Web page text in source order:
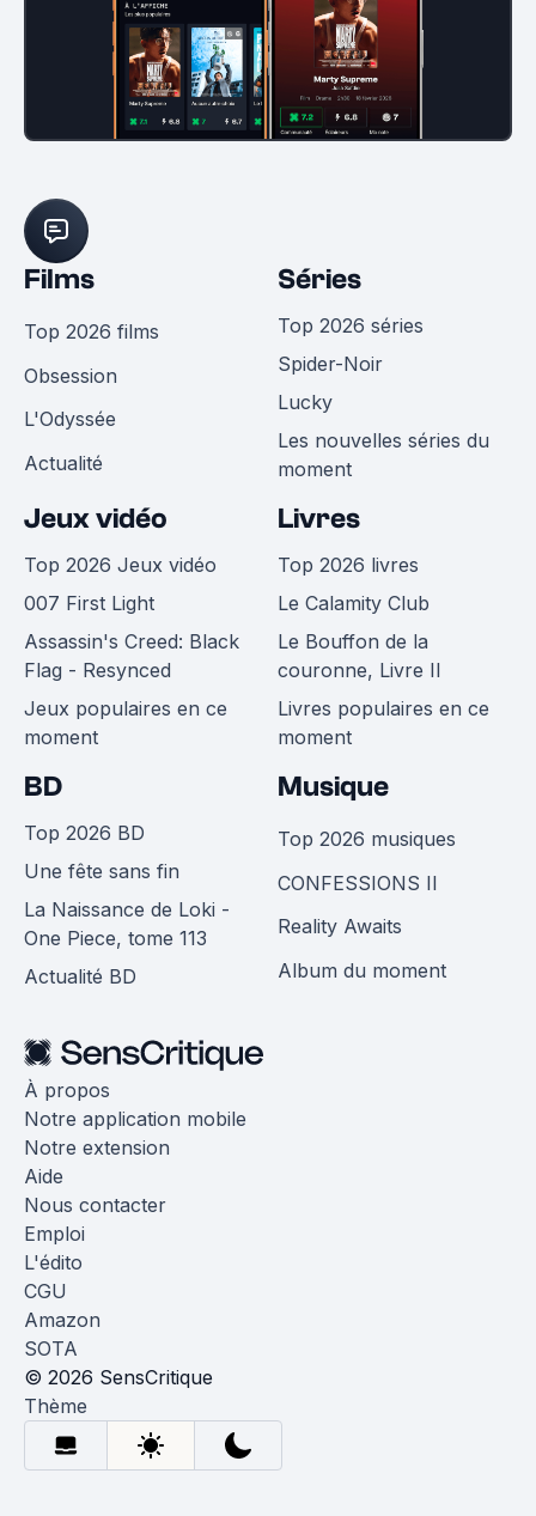
Films
Top 2026 films
Obsession
L'Odyssée
Actualité
Séries
Top 2026 séries
Spider-Noir
Lucky
Les nouvelles séries du
moment
Jeux vidéo
Top 2026 Jeux vidéo
007 First Light
Assassin's Creed: Black
Flag - Resynced
Jeux populaires en ce
moment
Livres
Top 2026 livres
Le Calamity Club
Le Bouffon de la
couronne, Livre II
Livres populaires en ce
moment
BD
Top 2026 BD
Une fête sans fin
La Naissance de Loki -
One Piece, tome 113
Actualité BD
Musique
Top 2026 musiques
CONFESSIONS II
Reality Awaits
Album du moment
À propos
Notre application mobile
Notre extension
Aide
Nous contacter
Emploi
L'édito
CGU
Amazon
SOTA
© 2026 SensCritique
Thème